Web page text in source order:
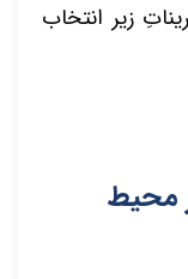
زیر انتخاب
محیط